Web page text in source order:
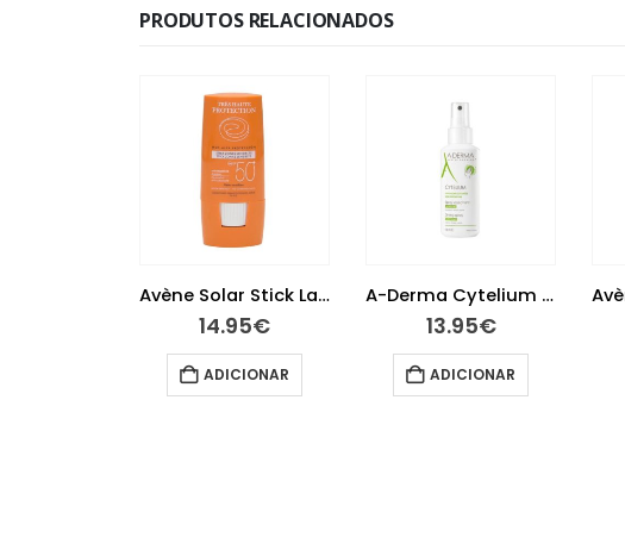
PRODUTOS RELACIONADOS
Avène Solar Stick Large 50+ 8g
13.95
ADICIONAR
Avène Antirougeurs Emulsão 40 ml
24.05
LER MAIS